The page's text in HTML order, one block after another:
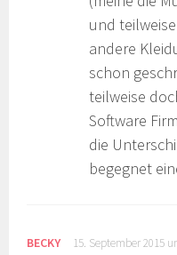
und
andere
schon
teilweise
Software
die
begegnet
BECKY 15. September 2015